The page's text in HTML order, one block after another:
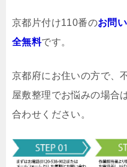
京都片付け110番のお問
全無料です。
京都府にお住いの方で、
屋敷整理でお悩みの場合
合わせください。